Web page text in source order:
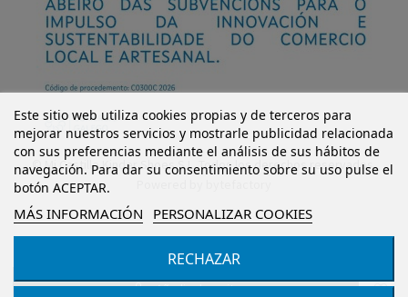
Añadir al carrito
Este sitio web utiliza cookies propias y de terceros para
mejorar nuestros servicios y mostrarle publicidad relacionada
con sus preferencias mediante el análisis de sus hábitos de
navegación. Para dar su consentimiento sobre su uso pulse el
botón ACEPTAR.
MÁS INFORMACIÓN PERSONALIZAR COOKIES
RECHAZAR
© Mi Castillo Kinder Shoes S.L. Todos los derechos reservados.